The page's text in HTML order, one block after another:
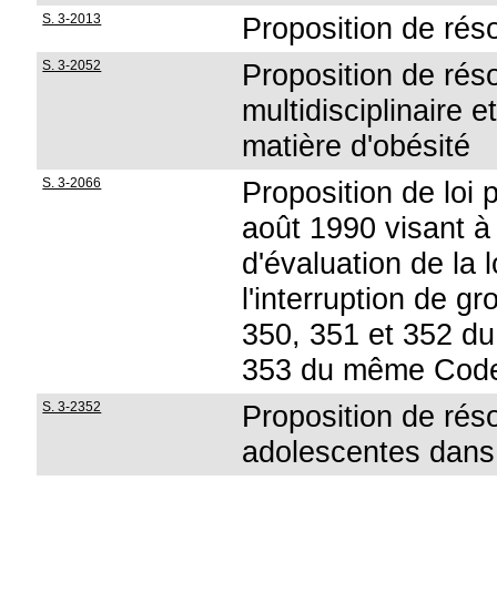
S. 3-2013 Proposition de
S. 3-2052
Proposition de
multidisciplinaire
matière d'obésité
S. 3-2066
Proposition de loi
août 1990 visant
d'évaluation de la
l'interruption de
350, 351 et 352
353 du même
S. 3-2352
Proposition de
adolescentes